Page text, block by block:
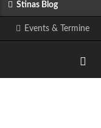
Stinas Blog
Events & Termine